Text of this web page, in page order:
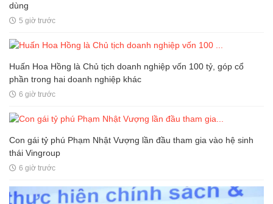
dùng
5 giờ trước
Huấn Hoa Hồng là Chủ tịch doanh nghiệp vốn 100 tỷ, góp cổ
phần trong hai doanh nghiệp khác
6 giờ trước
Con gái tỷ phú Phạm Nhật Vượng lần đầu tham gia vào hệ sinh
thái Vingroup
6 giờ trước